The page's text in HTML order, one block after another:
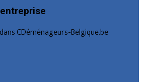
CDéménageurs-Belgique.be